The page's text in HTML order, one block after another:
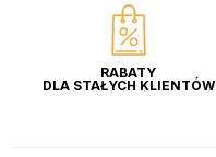
RABATY
DLA STAŁYCH KLIENTÓW